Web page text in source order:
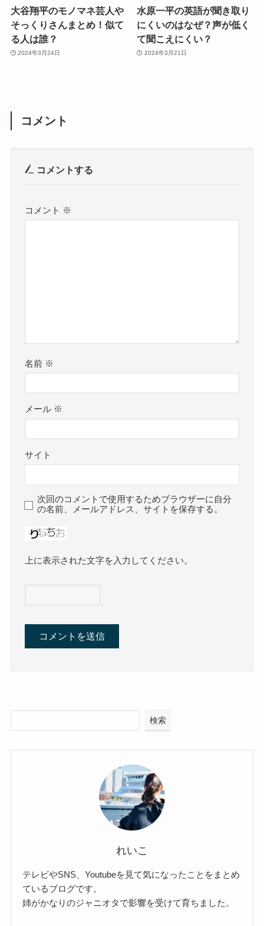
大谷翔平のモノマネ芸人や
そっくりさんまとめ！似て
る人は誰？
2024年3月24日
水原一平の英語が聞き取り
にくいのはなぜ？声が低く
て聞こえにくい？
2024年3月21日
コメント
コメントする
コメント ※
名前 ※
メール ※
サイト
次回のコメントで使用するためブラウザーに自分
の名前、メールアドレス、サイトを保存する。
上に表示された文字を入力してください。
検索
れいこ
テレビやSNS、Youtubeを見て気になったことをまとめ
ているブログです。
姉がかなりのジャニオタで影響を受けて育ちました。